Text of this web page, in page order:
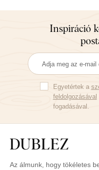
Inspiráció
Egyetértek a
feldolgozásával
fogadásával.
Az álmunk, hogy tökéletes